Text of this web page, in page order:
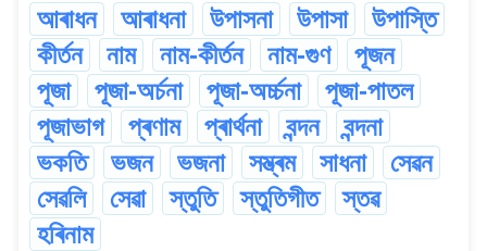
আৰাধন
আৰাধনা উপাসনা উপাসা
উপাস্তি
কীৰ্তন
নাম নাম-কীৰ্তন নাম-গুণ
পূজন
পূজা
পূজা-অৰ্চনা পূজা-অৰ্চ্চনা
পূজা-পাতল
পূজাভাগ
প্ৰণাম প্ৰাৰ্থনা বন্দন
বন্দনা
ভকতি
ভজন ভজনা সম্ভ্ৰম সাধনা
সেৱন
সেৱলি
সেৱা স্তুতি স্তুতিগীত
স্তৱ
হৰিনাম